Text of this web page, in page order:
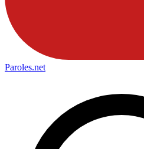
Paroles.net